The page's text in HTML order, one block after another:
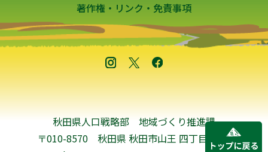
著作権・リンク・免責事項
秋田県人口戦略部 地域づくり推進課
〒010-8570 秋田県 秋田市山王 四丁目1-1